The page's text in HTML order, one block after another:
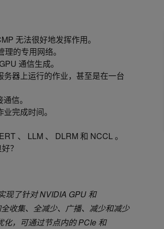
无法很好地发挥作用。
的专用网络。
通信生成。
器上运行的作业，甚至是在一台
信。
完成时间。
、 LLM 、 DLRM 和 NCCL 。
？
现了针对 NVIDIA GPU 和
收集、全减少、广播、减少和减少
，可通过节点内的 PCIe 和